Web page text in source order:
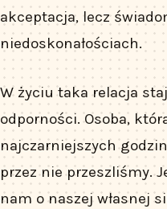
akceptacja, lecz
niedoskonałościach.
W życiu taka relacja
odporności. Osoba,
najczarniejszych
przez nie przeszliśmy.
nam o naszej własnej